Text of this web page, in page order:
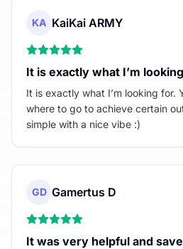
KA KaiKai ARMY
It is exactly what I’m
It is exactly what I’m looking for.
where to go to achieve certain
simple with a nice vibe :)
GD Gamertus D
It was very helpful and